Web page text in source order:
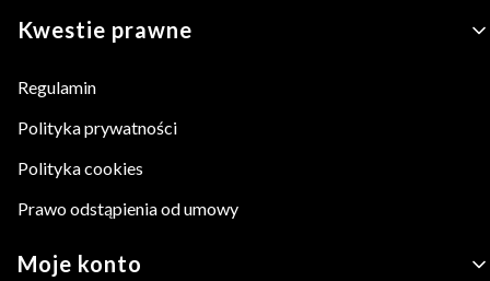
Kwestie prawne
Regulamin
Polityka prywatności
Polityka cookies
Prawo odstąpienia od umowy
Moje konto